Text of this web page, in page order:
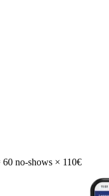
60 no-shows × 110€